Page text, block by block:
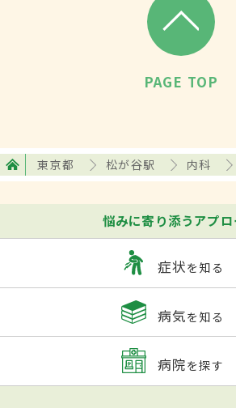
PAGE TOP
東京都 松が谷駅 内科
悩みに寄り添うアプ
症状を知る
病気を知る
病院を探す